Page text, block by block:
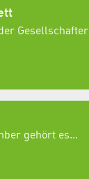
Gesellschafter
gehört es...